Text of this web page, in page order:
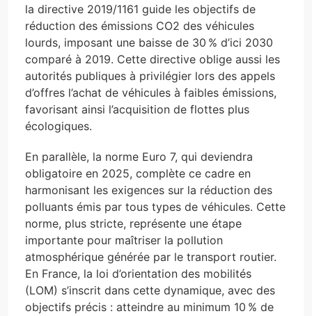
la directive 2019/1161 guide les objectifs de
réduction des émissions CO2 des véhicules
lourds, imposant une baisse de 30 % d’ici 2030
comparé à 2019. Cette directive oblige aussi les
autorités publiques à privilégier lors des appels
d’offres l’achat de véhicules à faibles émissions,
favorisant ainsi l’acquisition de flottes plus
écologiques.
En parallèle, la norme Euro 7, qui deviendra
obligatoire en 2025, complète ce cadre en
harmonisant les exigences sur la réduction des
polluants émis par tous types de véhicules. Cette
norme, plus stricte, représente une étape
importante pour maîtriser la pollution
atmosphérique générée par le transport routier.
En France, la loi d’orientation des mobilités
(LOM) s’inscrit dans cette dynamique, avec des
objectifs précis : atteindre au minimum 10 % de